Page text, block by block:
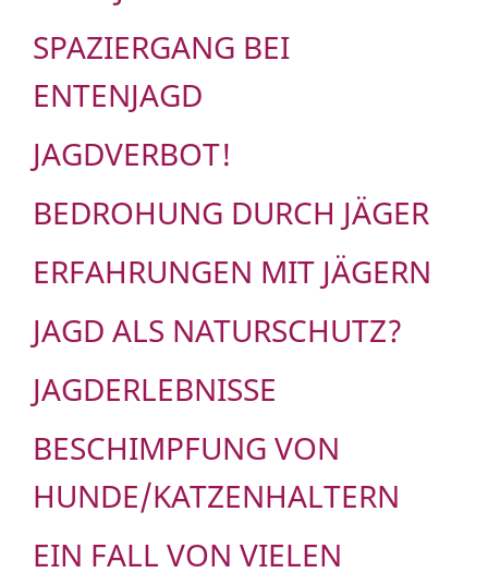
SPAZIERGANG BEI
ENTENJAGD
JAGDVERBOT!
BEDROHUNG DURCH JÄGER
ERFAHRUNGEN MIT JÄGERN
JAGD ALS NATURSCHUTZ?
JAGDERLEBNISSE
BESCHIMPFUNG VON
HUNDE/KATZENHALTERN
EIN FALL VON VIELEN